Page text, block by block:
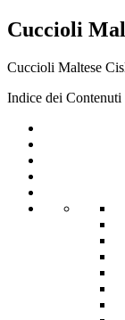
Cuccioli
Cuccioli Maltese
Indice dei Contenuti